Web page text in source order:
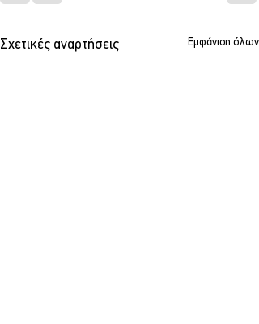
Σχετικές αναρτήσεις Εμφάνιση όλων